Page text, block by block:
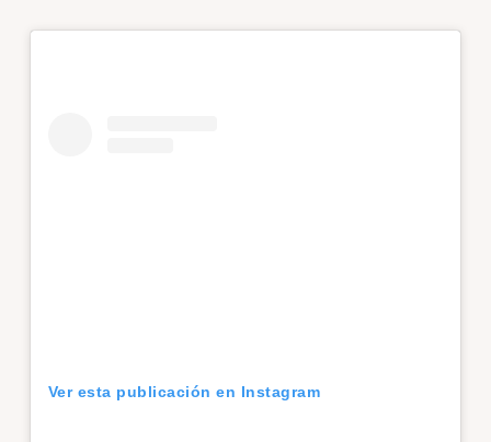
Ver esta publicación en Instagram